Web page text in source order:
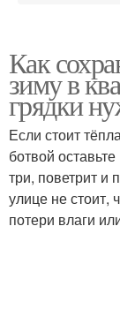
Как
зиму в
грядки
Если стоит
ботвой
три, поветрит и
улице не стоит,
потери влаги